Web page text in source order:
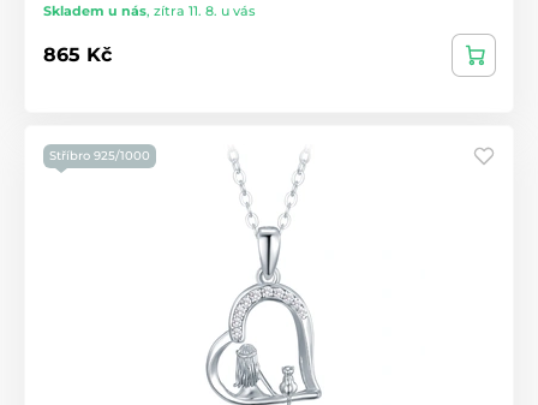
Skladem u nás, zítra 11. 8. u vás
865 Kč
Stříbro 925/1000